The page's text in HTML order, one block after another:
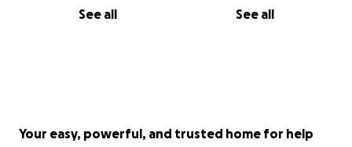
See all See all
Your easy, powerful, and trusted home for help